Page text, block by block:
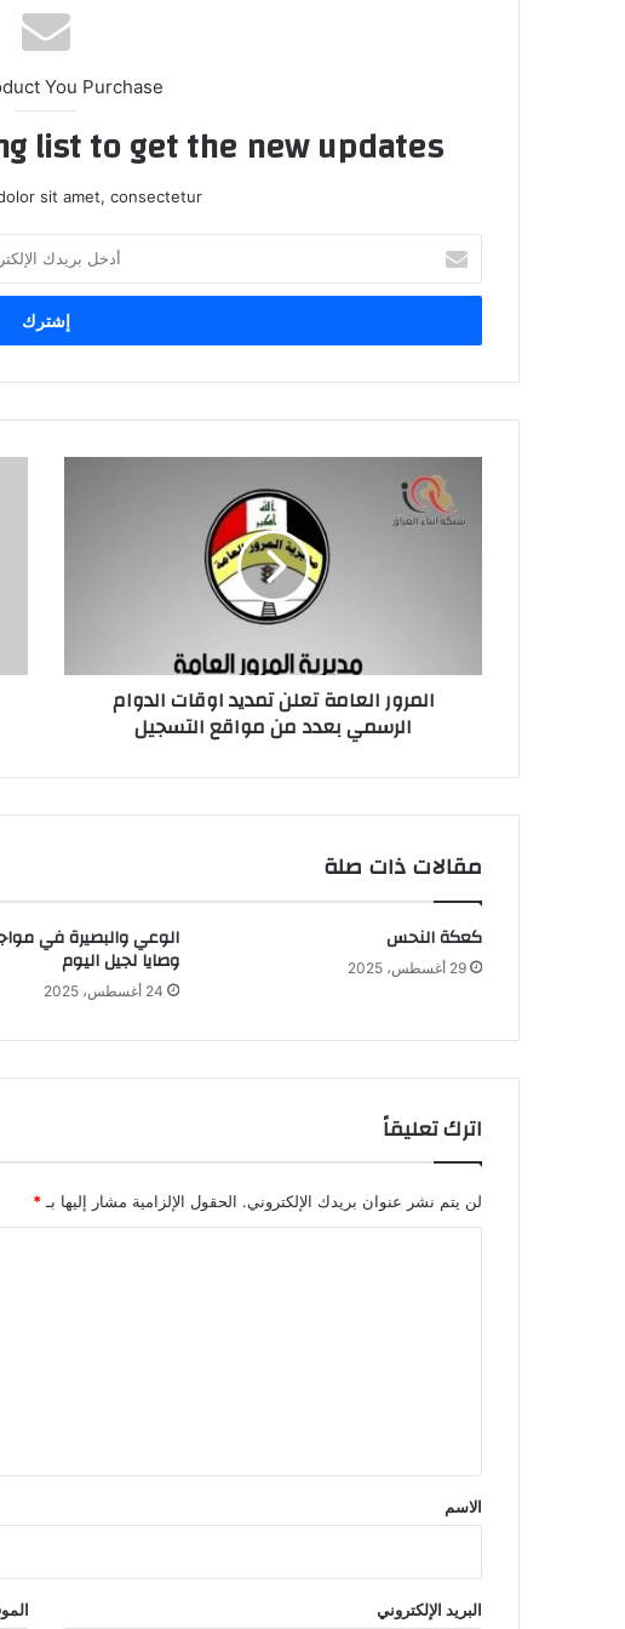
You Purchase
list to get the new updates!
sit amet, consectetur.
بريدك
الإلكتروني
العامة
تعلن
من
المرور العامة تعلن تمديد اوقات الدوام
الرسمي بعدد من مواقع التسجيل
مقالات ذات صلة
كعكة النحس
29 أغسطس، 2025
الوعي والبصيرة في
وصايا لجيل اليوم
24 أغسطس، 2025
اترك تعليقاً
لن يتم نشر عنوان بريدك الإلكتروني. الحقول الإلزامية مشار إليها بـ *
*
الاسم
البريد الإلكتروني